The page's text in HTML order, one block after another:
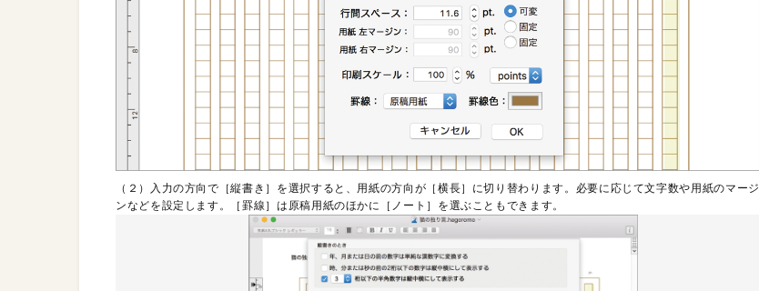
（２）入力の方向で［縦書き］を選択すると、用紙の方向が［横長］に切り替わります。必要に応じて文字数や用紙のマージ
ンなどを設定します。［罫線］は原稿用紙のほかに［ノート］を選ぶこともできます。